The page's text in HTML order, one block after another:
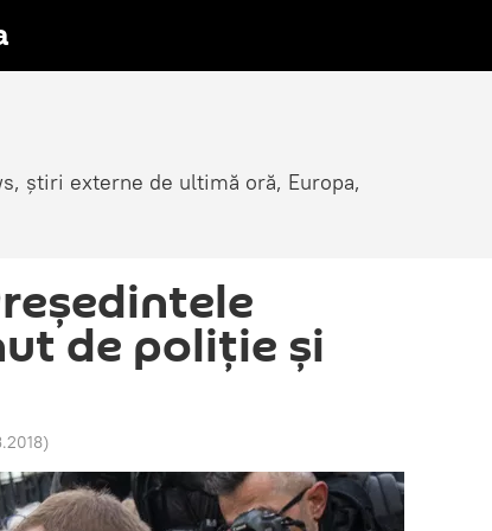
știri externe de ultimă oră, Europa,
de poliție și
)